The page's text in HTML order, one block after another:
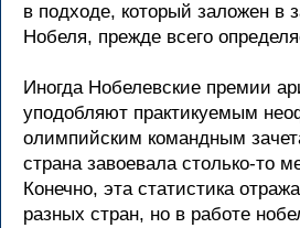
в подходе, который заложен в
Нобеля, прежде всего
Иногда Нобелевские премии
уподобляют практикуемым
олимпийским командным
страна завоевала столько-то
Конечно, эта статистика
разных стран, но в работе